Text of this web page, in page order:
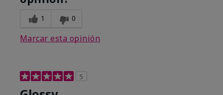
1 0
Marcar esta opinión
5